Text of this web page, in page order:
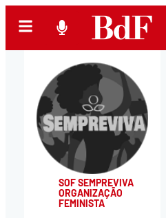
SOF SEMPREVIVA
ORGANIZAÇÃO
FEMINISTA